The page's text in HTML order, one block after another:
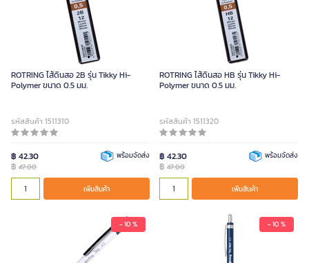
ROTRING ไส้ดินสอ 2B รุ่น Tikky Hi-
Polymer ขนาด 0.5 มม.
รหัสสินค้า 1511310
฿ 42.30
฿ 47.00
พร้อมจัดส่ง
เพิ่มสินค้า
ROTRING ไส้ดินสอ HB รุ่น Tikky Hi-
Polymer ขนาด 0.5 มม.
รหัสสินค้า 1511320
฿ 42.30
฿ 47.00
พร้อมจัดส่ง
เพิ่มสินค้า
- 10 % - 10 %